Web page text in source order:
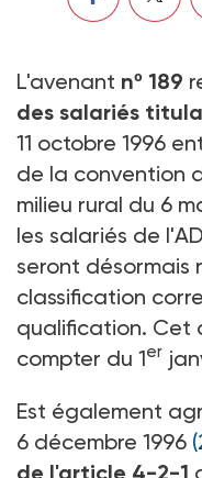
L'avenant nº 189
des salariés
11 octobre 1996
de la convention
milieu rural du 6
les salariés de
seront désormais
classification
qualification. Cet
compter du 1er
Est également
6 décembre 1996
de l'article 4-2-1